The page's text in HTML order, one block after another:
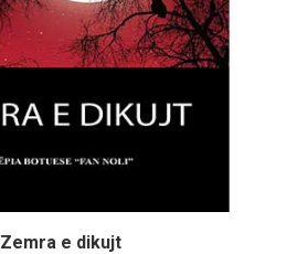
Zemra e dikujt